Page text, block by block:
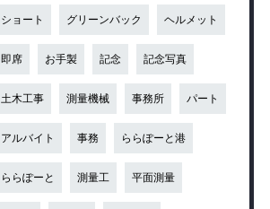
ショート グリーンバック ヘルメット
即席 お手製 記念 記念写真
土木工事 測量機械 事務所 パート
アルバイト 事務 ららぽーと港
ららぽーと 測量工 平面測量